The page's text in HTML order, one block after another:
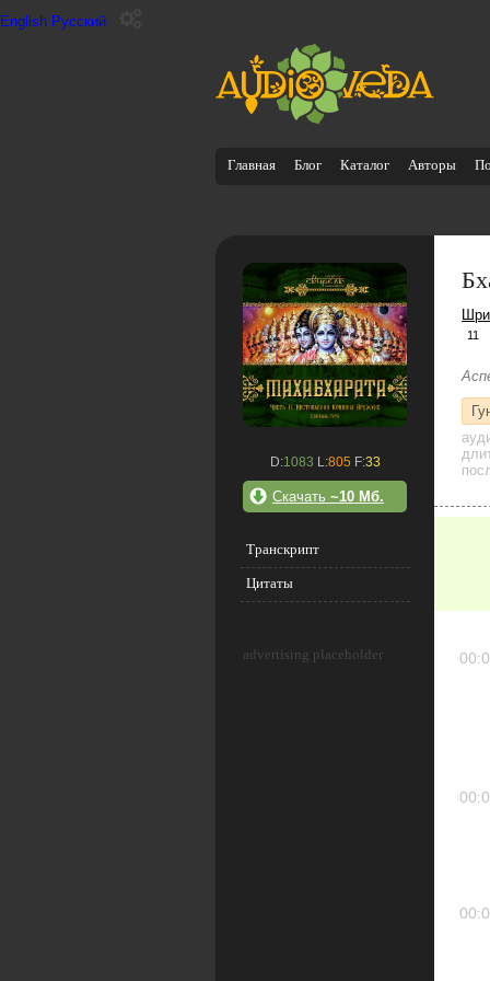
English Русский
Главная Блог Каталог Авторы
D:1083 L:805 F:33
Скачать ~10 Мб.
Транскрипт
Цитаты
advertising placeholder
11